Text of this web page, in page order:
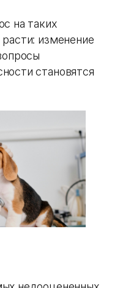
на таких
изменение
становятся